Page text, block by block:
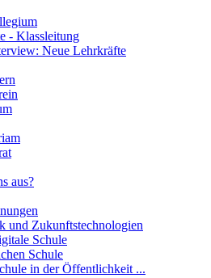
- Klassleitung
Neue Lehrkräfte
aus?
und Zukunftstechnologien
Schule
Schule
in der Öffentlichkeit ...